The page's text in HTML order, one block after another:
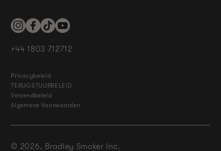
InstagramFacebookTikTokYouTube
+44 1803 712712
Privacybeleid
TERUGSTUURBELEID
Verzendbeleid
Algemene Voorwaarden
© 2026, Bradley Smoker Inc.